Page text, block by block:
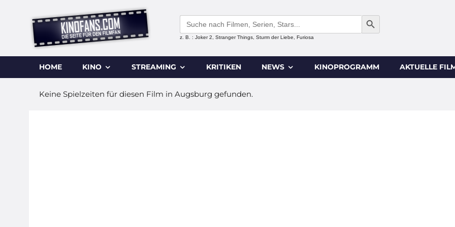
Search
for:
SEARCH BUTTON
z. B. : Joker 2, Stranger Things, Sturm der Liebe, Furiosa
HOME KINO STREAMING KRITIKEN NEWS KINOPROGRAMM AKTUELLE
Keine Spielzeiten für diesen Film in Augsburg gefunden.